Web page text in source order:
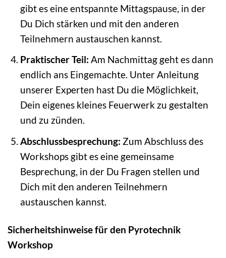
gibt es eine entspannte Mittagspause, in der
Du Dich stärken und mit den anderen
Teilnehmern austauschen kannst.
Praktischer Teil: Am Nachmittag geht es dann
endlich ans Eingemachte. Unter Anleitung
unserer Experten hast Du die Möglichkeit,
Dein eigenes kleines Feuerwerk zu gestalten
und zu zünden.
Abschlussbesprechung: Zum Abschluss des
Workshops gibt es eine gemeinsame
Besprechung, in der Du Fragen stellen und
Dich mit den anderen Teilnehmern
austauschen kannst.
Sicherheitshinweise für den Pyrotechnik
Workshop